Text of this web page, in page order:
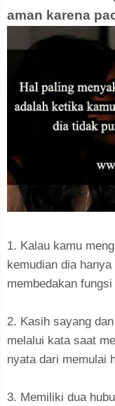
aman karena
1. Kalau kamu
kemudian dia
membedakan
2. Kasih sayang
melalui kata saat
nyata dari memulai
3. Memiliki dua